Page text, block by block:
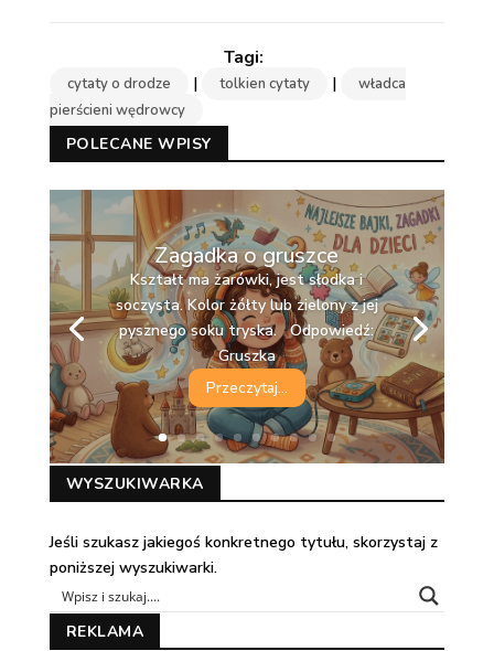
cytaty o drodze | tolkien cytaty |
władca
pierścieni wędrowcy
POLECANE WPISY
Zagadka o gruszce
Kształt ma żarówki, jest słodka i
soczysta. Kolor żółty lub zielony z jej
pysznego soku tryska. Odpowiedź:
Gruszka
Przeczytaj...
WYSZUKIWARKA
Jeśli szukasz jakiegoś konkretnego tytułu, skorzystaj z
poniższej wyszukiwarki.
REKLAMA